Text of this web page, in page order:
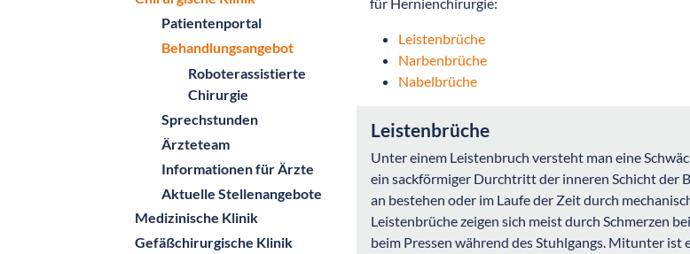
Patientenportal
Behandlungsangebot
Roboterassistierte
Chirurgie
Sprechstunden
Ärzteteam
Informationen für Ärzte
Aktuelle Stellenangebote
Medizinische Klinik
Gefäßchirurgische Klinik
Leistenbrüche
Narbenbrüche
Nabelbrüche
Leistenbrüche
Unter einem Leistenbruch versteht man eine
ein sackförmiger Durchtritt der inneren Schicht der
an bestehen oder im Laufe der Zeit durch
Leistenbrüche zeigen sich meist durch Schmerzen
beim Pressen während des Stuhlgangs. Mitunter